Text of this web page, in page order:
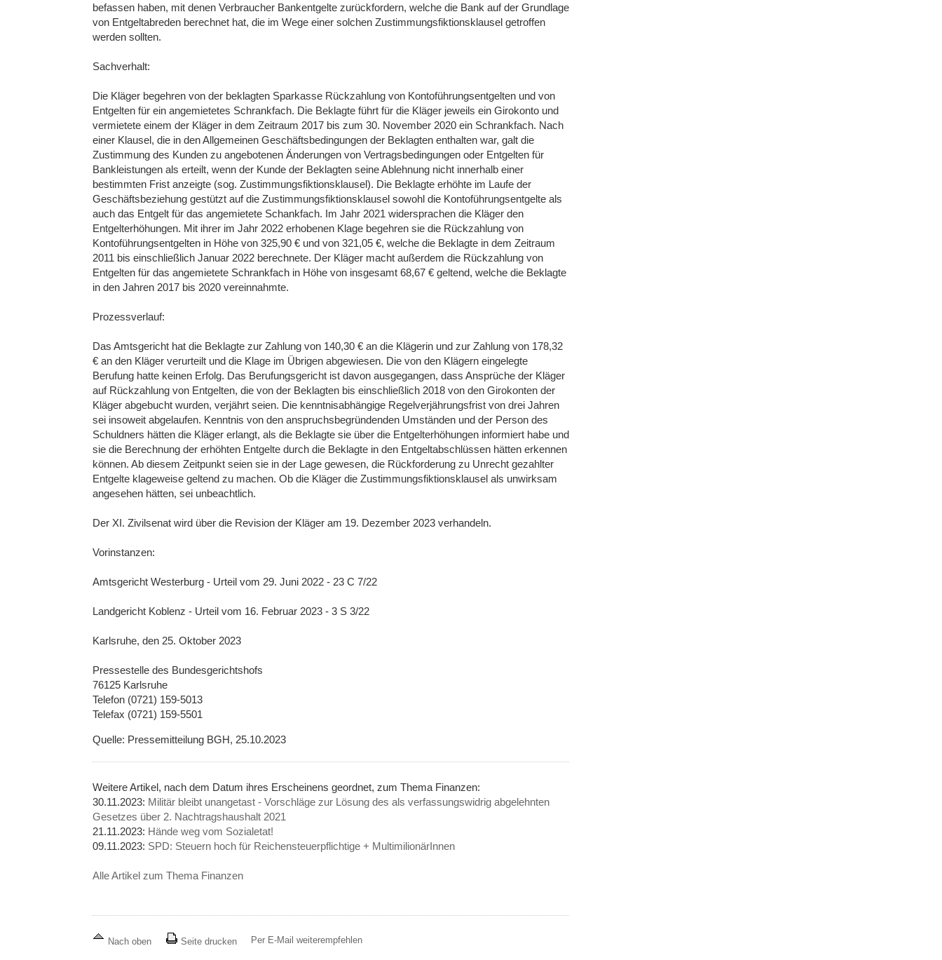
befassen haben, mit denen Verbraucher Bankentgelte zurückfordern, welche die Bank auf der Grundlage
von Entgeltabreden berechnet hat, die im Wege einer solchen Zustimmungsfiktionsklausel getroffen
werden sollten.
Sachverhalt:
Die Kläger begehren von der beklagten Sparkasse Rückzahlung von Kontoführungsentgelten und von
Entgelten für ein angemietetes Schrankfach. Die Beklagte führt für die Kläger jeweils ein Girokonto und
vermietete einem der Kläger in dem Zeitraum 2017 bis zum 30. November 2020 ein Schrankfach. Nach
einer Klausel, die in den Allgemeinen Geschäftsbedingungen der Beklagten enthalten war, galt die
Zustimmung des Kunden zu angebotenen Änderungen von Vertragsbedingungen oder Entgelten für
Bankleistungen als erteilt, wenn der Kunde der Beklagten seine Ablehnung nicht innerhalb einer
bestimmten Frist anzeigte (sog. Zustimmungsfiktionsklausel). Die Beklagte erhöhte im Laufe der
Geschäftsbeziehung gestützt auf die Zustimmungsfiktionsklausel sowohl die Kontoführungsentgelte als
auch das Entgelt für das angemietete Schankfach. Im Jahr 2021 widersprachen die Kläger den
Entgelterhöhungen. Mit ihrer im Jahr 2022 erhobenen Klage begehren sie die Rückzahlung von
Kontoführungsentgelten in Höhe von 325,90 € und von 321,05 €, welche die Beklagte in dem Zeitraum
2011 bis einschließlich Januar 2022 berechnete. Der Kläger macht außerdem die Rückzahlung von
Entgelten für das angemietete Schrankfach in Höhe von insgesamt 68,67 € geltend, welche die Beklagte
in den Jahren 2017 bis 2020 vereinnahmte.
Prozessverlauf:
Das Amtsgericht hat die Beklagte zur Zahlung von 140,30 € an die Klägerin und zur Zahlung von 178,32
€ an den Kläger verurteilt und die Klage im Übrigen abgewiesen. Die von den Klägern eingelegte
Berufung hatte keinen Erfolg. Das Berufungsgericht ist davon ausgegangen, dass Ansprüche der Kläger
auf Rückzahlung von Entgelten, die von der Beklagten bis einschließlich 2018 von den Girokonten der
Kläger abgebucht wurden, verjährt seien. Die kenntnisabhängige Regelverjährungsfrist von drei Jahren
sei insoweit abgelaufen. Kenntnis von den anspruchsbegründenden Umständen und der Person des
Schuldners hätten die Kläger erlangt, als die Beklagte sie über die Entgelterhöhungen informiert habe und
sie die Berechnung der erhöhten Entgelte durch die Beklagte in den Entgeltabschlüssen hätten erkennen
können. Ab diesem Zeitpunkt seien sie in der Lage gewesen, die Rückforderung zu Unrecht gezahlter
Entgelte klageweise geltend zu machen. Ob die Kläger die Zustimmungsfiktionsklausel als unwirksam
angesehen hätten, sei unbeachtlich.
Der XI. Zivilsenat wird über die Revision der Kläger am 19. Dezember 2023 verhandeln.
Vorinstanzen:
Amtsgericht Westerburg - Urteil vom 29. Juni 2022 - 23 C 7/22
Landgericht Koblenz - Urteil vom 16. Februar 2023 - 3 S 3/22
Karlsruhe, den 25. Oktober 2023
Pressestelle des Bundesgerichtshofs
76125 Karlsruhe
Telefon (0721) 159-5013
Telefax (0721) 159-5501
Quelle: Pressemitteilung BGH, 25.10.2023
Weitere Artikel, nach dem Datum ihres Erscheinens geordnet, zum Thema Finanzen:
30.11.2023: Militär bleibt unangetast - Vorschläge zur Lösung des als verfassungswidrig abgelehnten
Gesetzes über 2. Nachtragshaushalt 2021
21.11.2023: Hände weg vom Sozialetat!
09.11.2023: SPD: Steuern hoch für Reichensteuerpflichtige + MultimilionärInnen
Alle Artikel zum Thema Finanzen
Nach oben Seite drucken Per E-Mail weiterempfehlen